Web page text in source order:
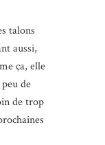
talons
aussi,
ça, elle
de
de trop